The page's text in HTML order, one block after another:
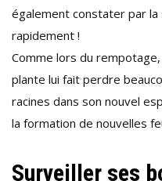
également constater par
rapidement !
Comme lors du
plante lui fait perdre
racines dans son nouvel
la formation de nouvelles
Surveiller ses